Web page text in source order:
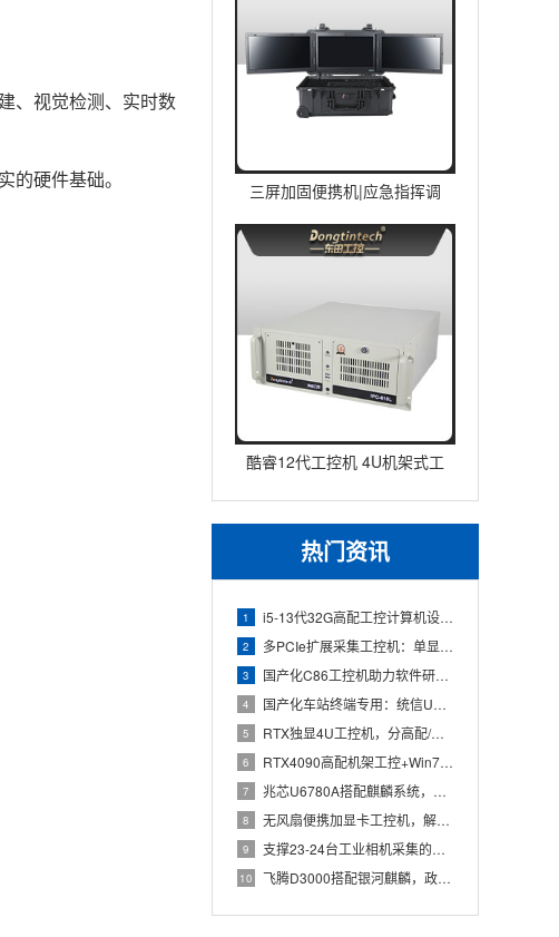
三屏加固便携机|应急指挥调
度台移动终端|DTG-U1713-
酷睿12代工控机 4U机架式工
业控制器 DT-610L-IZ
热门资讯
1 i5-13代32G高配工控计算机设备，智能制造工位整机显示成
2 多PCIe扩展采集工控机：单显卡+多路采集卡高性价比方案
3 国产化C86工控机助力软件研发：从需求分析到落地部署
4 国产化车站终端专用：统信UOS兆芯八核嵌入式轨交工控机落地方
5 RTX独显4U工控机，分高配/低配适配无人机作业全场景
6 RTX4090高配机架工控+Win7加固笔记本，航空测控硬件
7 兆芯U6780A搭配麒麟系统，国产化工控机赋能航站楼航显调度
8 无风扇便携加显卡工控机，解决户外高波特率串口采集难题
9 支撑23-24台工业相机采集的高配置工控机解决方案推荐
10 飞腾D3000搭配银河麒麟，政务办公国产飞腾工控机落地方案
、视觉检测、实时数
的硬件基础。